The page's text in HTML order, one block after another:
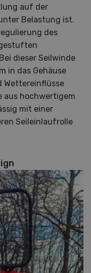
auf der
Belastung ist.
des
dieser Seilwinde
in das Gehäuse
Wettereinflüsse
aus hochwertigem
mit einer
Seileinlaufrolle